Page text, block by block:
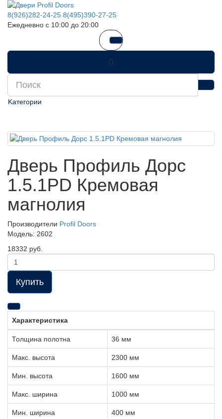
8(926)282-24-25 8(495)390-27-25
Ежедневно с 10:00 до 20:00
0
Kатегории
Дверь Профиль Дорс
1.5.1PD Кремовая
магнолия
Производители Profil Doors
Модель: 2602
18332 руб.
Купить
Характеристика
Толщина полотна 36 мм
Макс. высота 2300 мм
Мин. высота 1600 мм
Макс. ширина 1000 мм
Мин. ширина 400 мм